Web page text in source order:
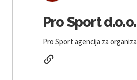
Pro Sport d.o.o.
Pro Sport agencija za